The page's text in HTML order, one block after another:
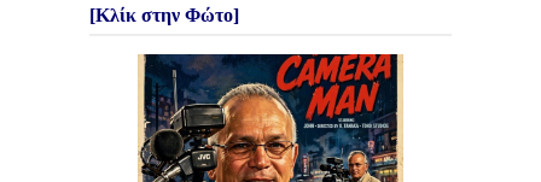
[Κλίκ στην Φώτο]